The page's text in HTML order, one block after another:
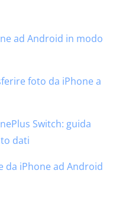
ad Android in modo
foto da iPhone a
Switch: guida
dati
da iPhone ad Android